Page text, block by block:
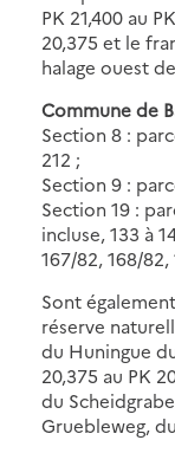
PK 21,400 au
20,375 et le
halage ouest
Commune de
Section 8 :
212 ;
Section 9 :
Section 19 :
incluse, 133 à
167/82, 168/
Sont
réserve
du Huningue
20,375 au PK
du
Gruebleweg,